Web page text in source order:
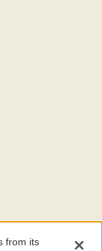
from its